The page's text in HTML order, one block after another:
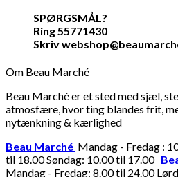
SPØRGSMÅL?
Ring 55771430
Skriv
Om Beau Marché
Beau Marché er et sted med sjæl,
atmosfære, hvor ting blandes frit,
nytænkning & kærlighed
Beau Marché Mandag - Fredag :
til 18.00 Søndag: 10.00 til 17.00
Mandag - Fredag: 8.00 til 24.00